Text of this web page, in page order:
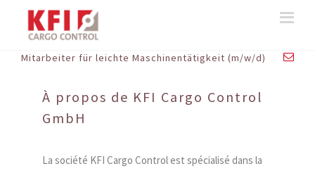
Mitarbeiter für leichte Maschinentätigkeit (m/w/d)
À propos de KFI Cargo Control
GmbH
La société KFI Cargo Control est spécialisé dans la